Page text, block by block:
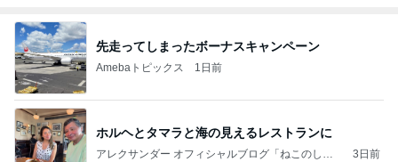
先走ってしまったボーナスキャンペーン
Amebaトピックス 1日前
ホルヘとタマラと海の見えるレストランに
アレクサンダー オフィシャルブログ「ねこのしっ
3日前